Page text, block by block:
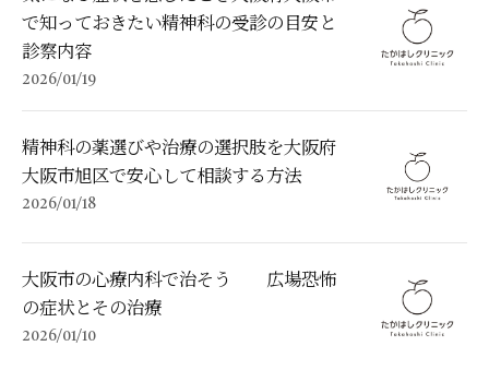
で知っておきたい精神科の受診の目安と
診察内容
2026/01/19
精神科の薬選びや治療の選択肢を大阪府
大阪市旭区で安心して相談する方法
2026/01/18
大阪市の心療内科で治そう 広場恐怖
の症状とその治療
2026/01/10